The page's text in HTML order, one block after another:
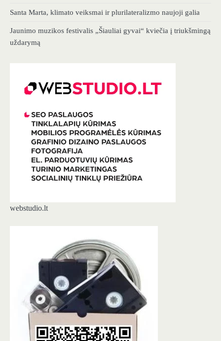
Santa Marta, klimato veiksmai ir plurilateralizmo naujoji galia
Jaunimo muzikos festivalis „Šiauliai gyvai“ kviečia į triukšmingą
uždarymą
webstudio.lt